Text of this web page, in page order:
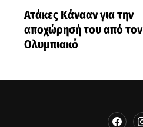
Ατάκες Κάνααν για την
αποχώρησή του από τον
Ολυμπιακό